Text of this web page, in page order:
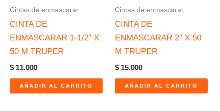
Cintas de enmascarar
CINTA DE
ENMASCARAR 1-1/2″ X
50 M TRUPER
$ 11.000
AÑADIR AL CARRITO
Cintas de enmascarar
CINTA DE
ENMASCARAR 2″ X 50
M TRUPER
$ 15.000
AÑADIR AL CARRITO